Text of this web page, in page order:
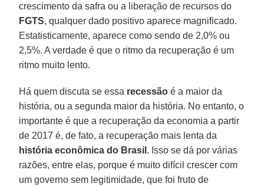
crescimento da safra ou a liberação de recursos do
FGTS, qualquer dado positivo aparece magnificado.
Estatisticamente, aparece como sendo de 2,0% ou
2,5%. A verdade é que o ritmo da recuperação é um
ritmo muito lento.
Há quem discuta se essa recessão é a maior da
história, ou a segunda maior da história. No entanto, o
importante é que a recuperação da economia a partir
de 2017 é, de fato, a recuperação mais lenta da
história econômica do Brasil . Isso se dá por várias
razões, entre elas, porque é muito difícil crescer com
um governo sem legitimidade, que foi fruto de